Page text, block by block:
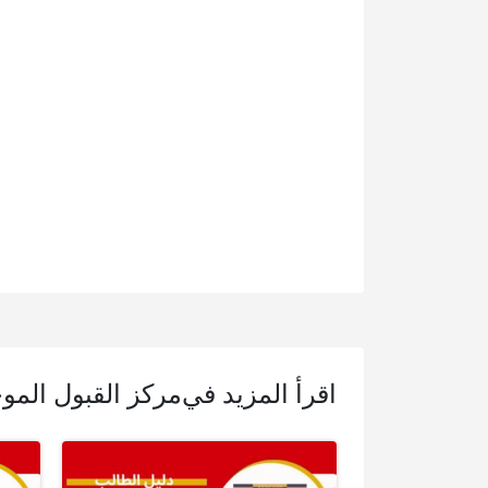
اقرأ المزيد فيمركز القبول